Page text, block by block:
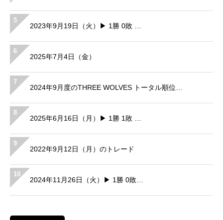
5
2023年9月19日（火）▶ 1勝 0敗 …
6
2025年7月4日（金）
7
2024年9月度のTHREE WOLVES トータル順位…
8
2025年6月16日（月）▶ 1勝 1敗 …
9
2022年9月12日（月）のトレード
10
2024年11月26日（火）▶ 1勝 0敗…